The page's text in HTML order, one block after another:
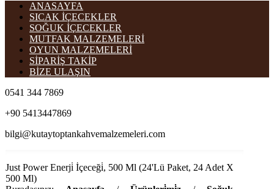
ANASAYFA
SICAK İÇECEKLER
SOĞUK İÇECEKLER
MUTFAK MALZEMELERİ
OYUN MALZEMELERİ
SİPARİŞ TAKİP
BİZE ULAŞIN
0541 344 7869
+90 5413447869
bilgi@kutaytoptankahvemalzemeleri.com
Just Power Enerji̇ İçeceği̇, 500 Ml (24'Lü Paket, 24 Adet X
500 Ml)